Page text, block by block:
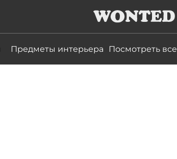
Предметы интерьера Посмотреть все